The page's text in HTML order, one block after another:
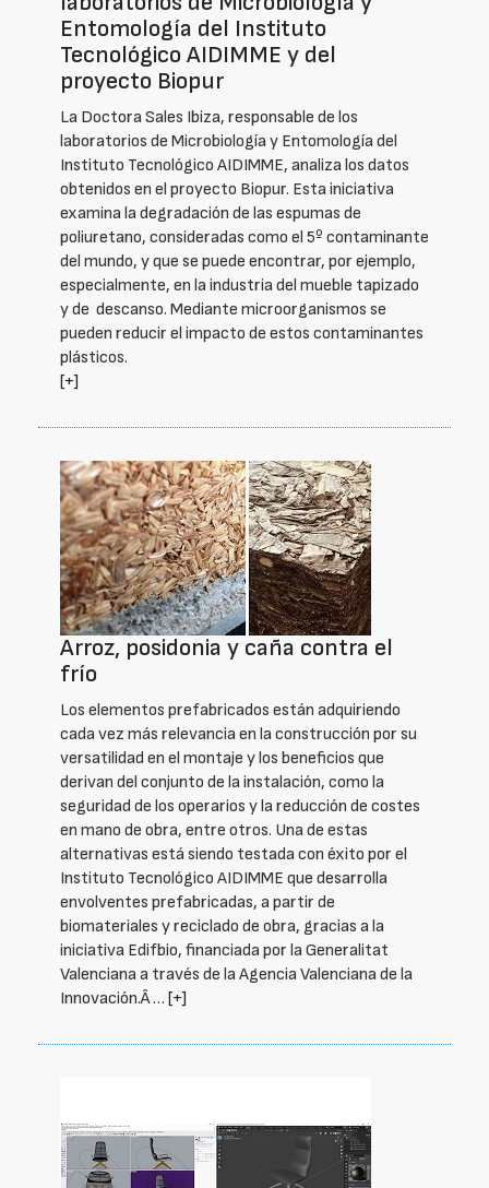
Entomología del Instituto
Tecnológico AIDIMME y del
proyecto Biopur
La Doctora Sales Ibiza, responsable de los
laboratorios de Microbiología y Entomología del
Instituto Tecnológico AIDIMME, analiza los datos
obtenidos en el proyecto Biopur. Esta iniciativa
examina la degradación de las espumas de
poliuretano, consideradas como el 5º contaminante
del mundo, y que se puede encontrar, por ejemplo,
especialmente, en la industria del mueble tapizado
y de descanso. Mediante microorganismos se
pueden reducir el impacto de estos contaminantes
plásticos.
[+]
Arroz, posidonia y caña contra el
frío
Los elementos prefabricados están adquiriendo
cada vez más relevancia en la construcción por su
versatilidad en el montaje y los beneficios que
derivan del conjunto de la instalación, como la
seguridad de los operarios y la reducción de costes
en mano de obra, entre otros. Una de estas
alternativas está siendo testada con éxito por el
Instituto Tecnológico AIDIMME que desarrolla
envolventes prefabricadas, a partir de
biomateriales y reciclado de obra, gracias a la
iniciativa Edifbio, financiada por la Generalitat
Valenciana a través de la Agencia Valenciana de la
Innovación.Â … [+]